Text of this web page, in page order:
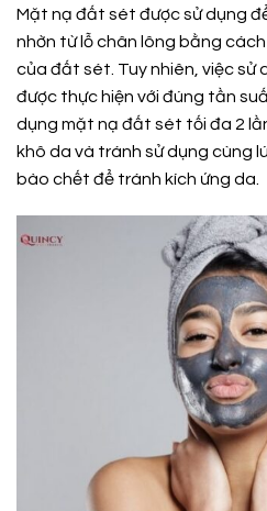
Mặt nạ đất sét được sử dụng
nhờn từ lỗ chân lông bằng
của đất sét. Tuy nhiên, việc
được thực hiện với đúng tần
dụng mặt nạ đất sét tối đa 2
khô da và tránh sử dụng cùng
bào chết để tránh kích ứng da.